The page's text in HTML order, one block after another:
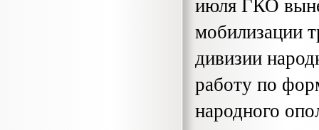
мобилизации
дивизии
работу по
народного